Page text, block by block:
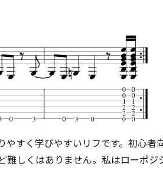
すく学びやすいリフです。初心者
しくはありません。私はローポジ